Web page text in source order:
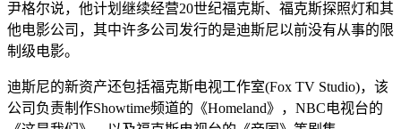
尹格尔说，他计划继续经营20世纪福克斯、福克斯探照灯和其
他电影公司，其中许多公司发行的是迪斯尼以前没有从事的限
制级电影。
迪斯尼的新资产还包括福克斯电视工作室(Fox TV Studio)，该
公司负责制作Showtime频道的《Homeland》，NBC电视台的